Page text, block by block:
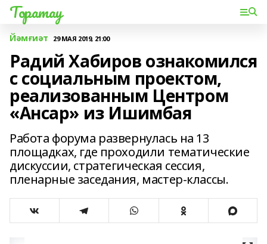
Торатау
Йәмғиәт 29 МАЯ 2019, 21:00
Радий Хабиров ознакомился
с социальным проектом,
реализованным Центром
«Ансар» из Ишимбая
Работа форума развернулась на 13
площадках, где проходили тематические
дискуссии, стратегическая сессия,
пленарные заседания, мастер-классы.